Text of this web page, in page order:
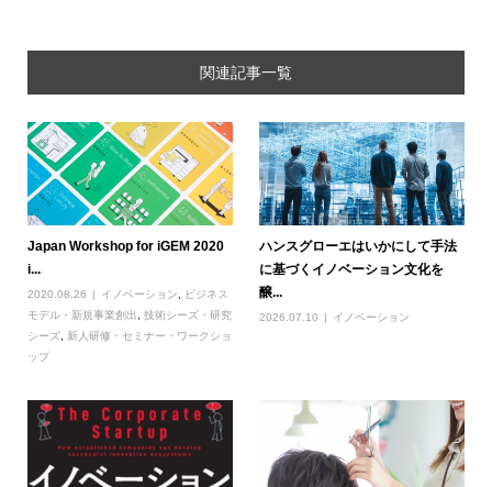
関連記事一覧
Japan Workshop for iGEM 2020
i...
2020.08.26 イノベーション
ビジネス
モデル・新規事業創出
技術シーズ・研究
シーズ,
新人研修・セミナー・ワークショ
ップ
ハンスグローエはいかにして手法
に基づくイノベーション文化を
醸...
2026.07.10 イノベーション